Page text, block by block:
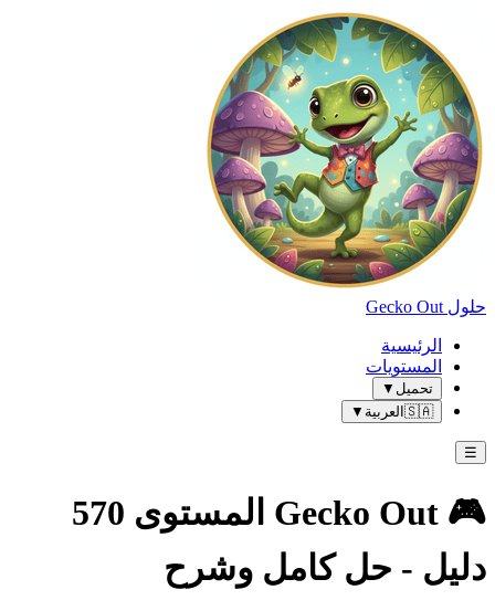
حلول Gecko Out
الرئيسية
المستويات
تحميل ▼
🇸🇦 العربية ▼
☰
🎮 Gecko Out المستوى 570
دليل - حل كامل وشرح